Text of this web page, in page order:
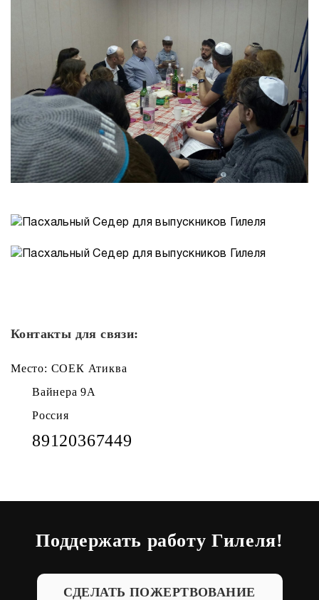
Контакты для связи:
Место: СОЕК Атиква
Вайнера 9А
Россия
89120367449
Поддержать работу Гилеля!
СДЕЛАТЬ ПОЖЕРТВОВАНИЕ